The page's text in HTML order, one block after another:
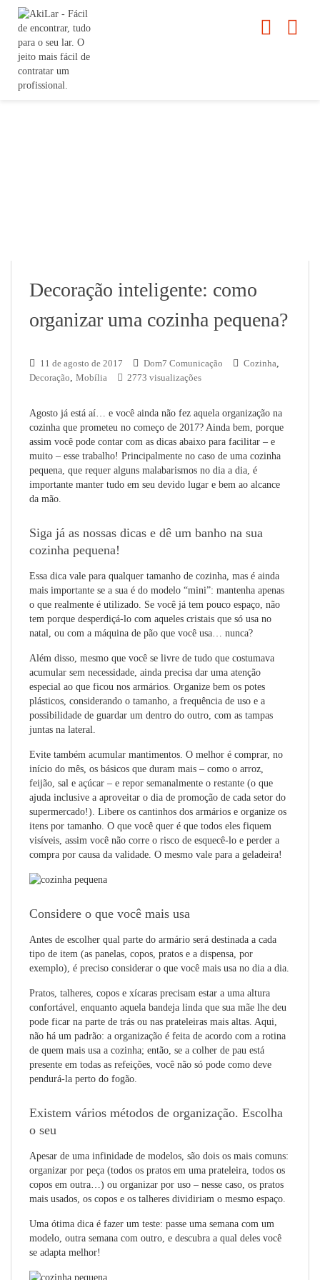
Decoração inteligente: como
organizar uma cozinha pequena?
11 de agosto de 2017 Dom7 Comunicação Cozinha,
Decoração, Mobília 2773 visualizações
Agosto já está aí… e você ainda não fez aquela organização na
cozinha que prometeu no começo de 2017? Ainda bem, porque
assim você pode contar com as dicas abaixo para facilitar – e
muito – esse trabalho! Principalmente no caso de uma cozinha
pequena, que requer alguns malabarismos no dia a dia, é
importante manter tudo em seu devido lugar e bem ao alcance
da mão.
Siga já as nossas dicas e dê um banho na sua
cozinha pequena!
Essa dica vale para qualquer tamanho de cozinha, mas é ainda
mais importante se a sua é do modelo “mini”: mantenha apenas
o que realmente é utilizado. Se você já tem pouco espaço, não
tem porque desperdiçá-lo com aqueles cristais que só usa no
natal, ou com a máquina de pão que você usa… nunca?
Além disso, mesmo que você se livre de tudo que costumava
acumular sem necessidade, ainda precisa dar uma atenção
especial ao que ficou nos armários. Organize bem os potes
plásticos, considerando o tamanho, a frequência de uso e a
possibilidade de guardar um dentro do outro, com as tampas
juntas na lateral.
Evite também acumular mantimentos. O melhor é comprar, no
início do mês, os básicos que duram mais – como o arroz,
feijão, sal e açúcar – e repor semanalmente o restante (o que
ajuda inclusive a aproveitar o dia de promoção de cada setor do
supermercado!). Libere os cantinhos dos armários e organize os
itens por tamanho. O que você quer é que todos eles fiquem
visíveis, assim você não corre o risco de esquecê-lo e perder a
compra por causa da validade. O mesmo vale para a geladeira!
Considere o que você mais usa
Antes de escolher qual parte do armário será destinada a cada
tipo de item (as panelas, copos, pratos e a dispensa, por
exemplo), é preciso considerar o que você mais usa no dia a dia.
Pratos, talheres, copos e xícaras precisam estar a uma altura
confortável, enquanto aquela bandeja linda que sua mãe lhe deu
pode ficar na parte de trás ou nas prateleiras mais altas. Aqui,
não há um padrão: a organização é feita de acordo com a rotina
de quem mais usa a cozinha; então, se a colher de pau está
presente em todas as refeições, você não só pode como deve
pendurá-la perto do fogão.
Existem vários métodos de organização. Escolha
o seu
Apesar de uma infinidade de modelos, são dois os mais comuns:
organizar por peça (todos os pratos em uma prateleira, todos os
copos em outra…) ou organizar por uso – nesse caso, os pratos
mais usados, os copos e os talheres dividiriam o mesmo espaço.
Uma ótima dica é fazer um teste: passe uma semana com um
modelo, outra semana com outro, e descubra a qual deles você
se adapta melhor!